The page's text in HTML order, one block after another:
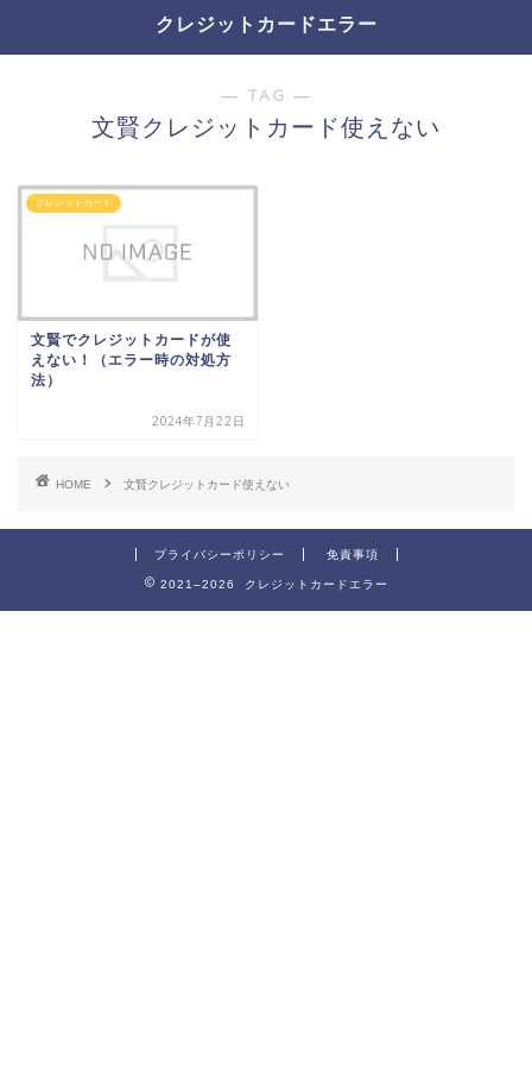
クレジットカードエラー
― TAG ―
文賢クレジットカード使えない
クレジットカード
文賢でクレジットカードが使
えない！（エラー時の対処方
法）
2024年7月22日
HOME 文賢クレジットカード使えない
プライバシーポリシー 免責事項
2021–2026 クレジットカードエラー